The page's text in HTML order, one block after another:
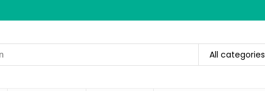
All categories